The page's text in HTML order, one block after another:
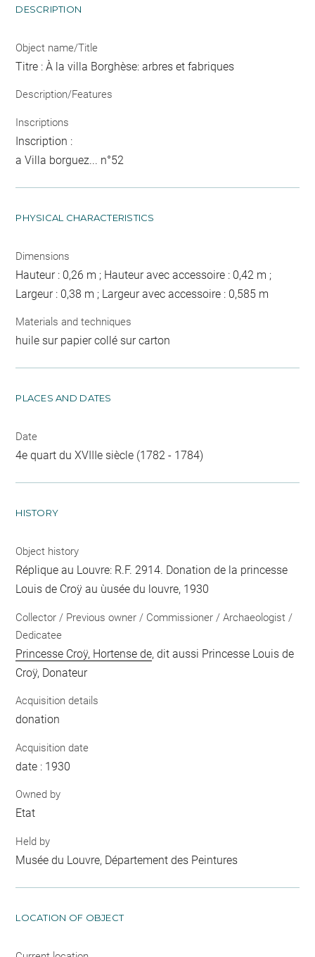
DESCRIPTION
Object name/Title
Titre : À la villa Borghèse: arbres et fabriques
Description/Features
Inscriptions
Inscription :
a Villa borguez... n°52
PHYSICAL CHARACTERISTICS
Dimensions
Hauteur : 0,26 m ; Hauteur avec accessoire : 0,42 m ;
Largeur : 0,38 m ; Largeur avec accessoire : 0,585 m
Materials and techniques
huile sur papier collé sur carton
PLACES AND DATES
Date
4e quart du XVIIIe siècle (1782 - 1784)
HISTORY
Object history
Réplique au Louvre: R.F. 2914. Donation de la princesse
Louis de Croÿ au ùusée du louvre, 1930
Collector / Previous owner / Commissioner / Archaeologist /
Dedicatee
Princesse Croÿ, Hortense de, dit aussi Princesse Louis de
Croÿ, Donateur
Acquisition details
donation
Acquisition date
date : 1930
Owned by
Etat
Held by
Musée du Louvre, Département des Peintures
LOCATION OF OBJECT